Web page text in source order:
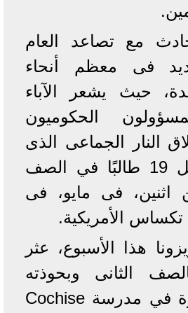
مع تصاعد العام
فى معظم أنحاء
حيث يشعر الآباء
الحكوميون
النار الجماعى الذى
أسفر عن مقتل 19 طالبًا في الصف
اثنين، فى مايو، فى
تكساس الأمريكية.
هذا الأسبوع، عثر
الثانى وبحوذته
بندقيتين وذخيرة في مدرسة Cochise